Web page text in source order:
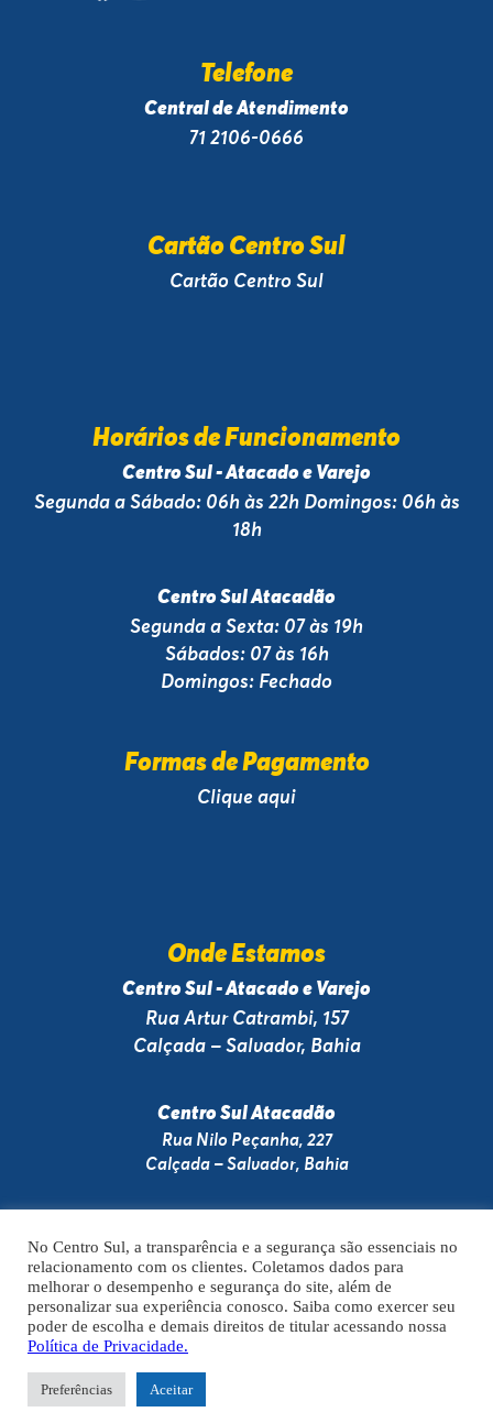
Telefone
Central de Atendimento
71 2106-0666
Cartão Centro Sul
Cartão Centro Sul
Horários de Funcionamento
Centro Sul - Atacado e Varejo
Segunda a Sábado: 06h às 22h Domingos: 06h às
18h
Centro Sul Atacadão
Segunda a Sexta: 07 às 19h
Sábados: 07 às 16h
Domingos: Fechado
Formas de Pagamento
Clique aqui
Onde Estamos
Centro Sul - Atacado e Varejo
Rua Artur Catrambi, 157
Calçada – Salvador, Bahia
Centro Sul Atacadão
Rua Nilo Peçanha, 227
Calçada – Salvador, Bahia
A VENDA E O CONSUMO DE BEBIDAS ALCOÓLICAS SÃO PROIBIDOS PARA
MENORES DE 18 ANOS. BEBIDA ALCOÓLICA PODE CAUSAR DEPENDÊNCIA
QUÍMICA E, EM EXCESSO, PROVOCA GRAVES MALES À SAÚDE. BEBA COM
MODERAÇÃO.
Preços, ofertas e condições exclusivas para internet e válidos durante o dia de hoje,
podendo sofrer alterações sem prévia notificação.
No Centro Sul, a transparência e a segurança são essenciais no
relacionamento com os clientes. Coletamos dados para
melhorar o desempenho e segurança do site, além de
personalizar sua experiência conosco. Saiba como exercer seu
poder de escolha e demais direitos de titular acessando nossa
Política de Privacidade.
Preferências Aceitar